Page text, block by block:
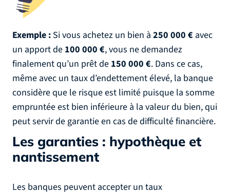
Exemple : Si vous achetez un bien à 250 000 € avec
un apport de 100 000 €, vous ne demandez
finalement qu’un prêt de 150 000 €. Dans ce cas,
même avec un taux d’endettement élevé, la banque
considère que le risque est limité puisque la somme
empruntée est bien inférieure à la valeur du bien, qui
peut servir de garantie en cas de difficulté financière.
Les garanties : hypothèque et
nantissement
Les banques peuvent accepter un taux